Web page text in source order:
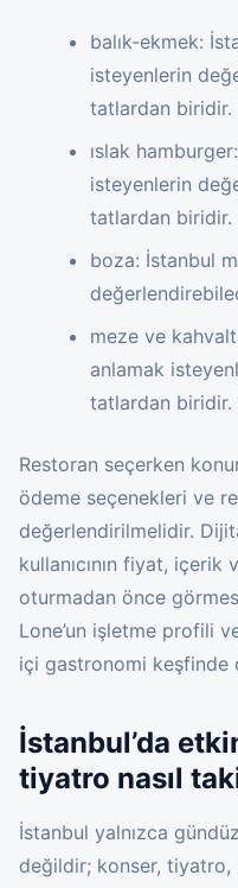
balık-ekmek:
isteyenlerin
tatlardan biridir.
ıslak
isteyenlerin
tatlardan biridir.
boza: İstanbul
meze ve
anlamak
tatlardan biridir.
Restoran seçerken
ödeme seçenekleri ve
değerlendirilmelidir.
kullanıcının fiyat,
oturmadan önce
Lone’un işletme profili
içi gastronomi keşfinde
İstanbul’da
tiyatro nasıl
İstanbul yalnızca
değildir; konser, tiyatro,